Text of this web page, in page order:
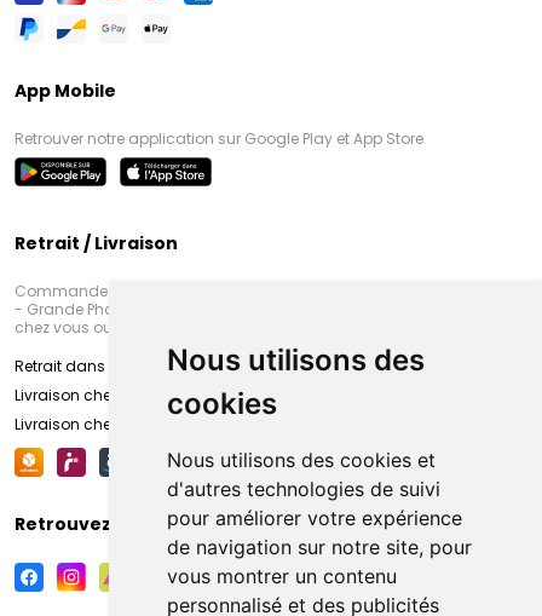
Nous utilisons des
cookies
Nous utilisons des cookies et
d'autres technologies de suivi
pour améliorer votre expérience
de navigation sur notre site, pour
vous montrer un contenu
personnalisé et des publicités
App Mobile
Retrouver notre application sur Google Play et App Store
Retrait / Livraison
Commandez en ligne et venez chercher votre commande à Amiens
- Grande Pharmacie d’Amiens (Fachon) ou recevez-là rapidement
chez vous ou en point retrait
Retrait dans la pharmacie d’Amiens
Livraison chez vous
Livraison chez votre commerçant
Retrouvez-nous sur vos réseaux sociaux